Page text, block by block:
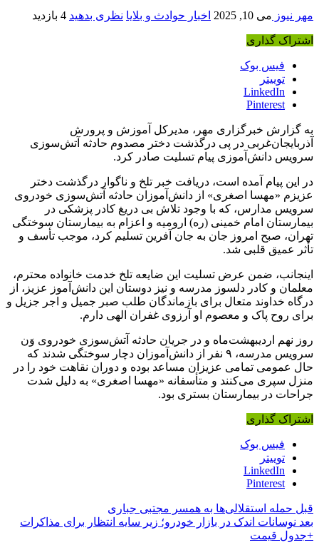
مهر نیوز می 10, 2025 اخبار حوادث و بلایا نظری بدهید 4 بازدید
اشتراک گذاری
فیس بوک
توییتر
LinkedIn
Pinterest
به گزارش خبرگزاری مهر، مدیرکل آموزش و پرورش
آذربایجان‌غربی در پی درگذشت دختر مصدوم حادثه آتش‌سوزی
سرویس دانش‌آموزی پیام تسلیت صادر کرد.
در این پیام آمده است، دریافت خبر تلخ و ناگوار درگذشت دختر
عزیزم «مهسا اصغری» از دانش‌آموزان حادثه آتش‌سوزی خودروی
سرویس مدارس، که با وجود تلاش بی دریغ کادر پزشکی در
بیمارستان امام خمینی (ره) ارومیه و اعزام به بیمارستان سوختگی
تهران، صبح امروز جان به جان آفرین تسلیم کرد، موجب تأسف و
تأثر عمیق قلبی شد.
اینجانب، ضمن عرض تسلیت این ضایعه تلخ خدمت خانواده محترم،
معلمان و کادر دلسوز مدرسه و نیز دوستان این دانش‌آموز عزیز، از
درگاه خداوند متعال برای بازماندگان طلب صبر جمیل و اجر جزیل و
برای روح پاک و معصوم او آرزوی غفران الهی دارم.
روز نهم اردیبهشت‌ماه و در جریان حادثه آتش‌سوزی خودروی وَن
سرویس مدرسه، ۹ نفر از دانش‌آموزان دچار سوختگی شدند که
حال عمومی تمامی عزیزان مساعد بوده و دوران نقاهت خود را در
منزل سپری می‌کنند و متأسفانه «مهسا اصغری» به دلیل شدت
جراحات در بیمارستان بستری بود.
اشتراک گذاری
فیس بوک
توییتر
LinkedIn
Pinterest
قبل حمله استقلالی‌ها به همسر مجتبی جباری
بعد نوسانات اندک در بازار خودرو؛ زیر سایه انتظار برای مذاکرات
+جدول قیمت